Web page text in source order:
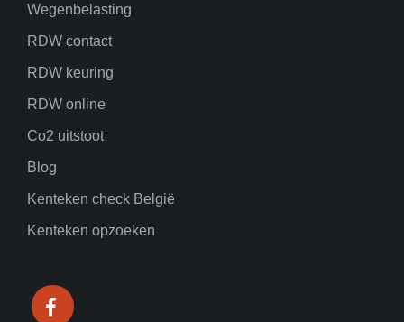
Wegenbelasting
RDW contact
RDW keuring
RDW online
Co2 uitstoot
Blog
Kenteken check België
Kenteken opzoeken